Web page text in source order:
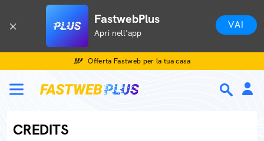
FastwebPlus
Apri nell'app
VAI
Offerta Fastweb per la tua casa
CREDITS